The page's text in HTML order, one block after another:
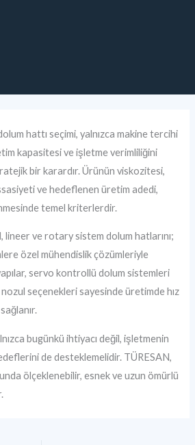
hattı seçimi, yalnızca makine tercihi
kapasitesi ve işletme verimliliğini
bir karardır. Ürünün viskozitesi,
ve hedeflenen üretim adedi,
temel kriterlerdir.
lineer ve rotary sistem dolum hatlarını;
özel mühendislik çözümleriyle
servo kontrollü dolum sistemleri
seçenekleri sayesinde üretimde hız
bugünkü ihtiyacı değil, işletmenin
de desteklemelidir. TÜRESAN,
ölçeklenebilir, esnek ve uzun ömürlü